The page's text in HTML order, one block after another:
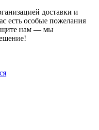
доставки и
есть особые пожелания
нам — мы